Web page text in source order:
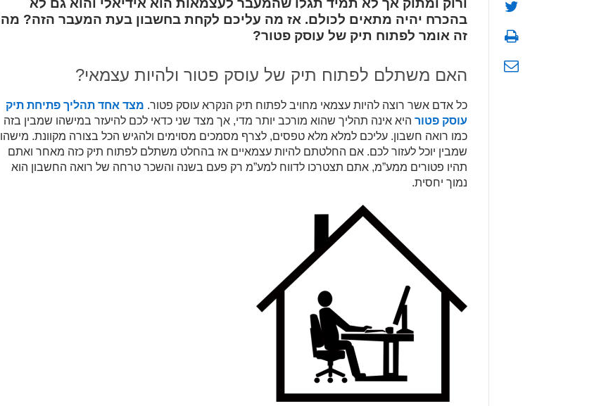
ורוק ומתוק אך לא תמיד תגלו שהמעבר לעצמאות הוא אידיאלי והוא גם לא
בהכרח יהיה מתאים לכולם. אז מה עליכם לקחת בחשבון בעת המעבר הזה? מה
זה אומר לפתוח תיק של עוסק פטור?
האם משתלם לפתוח תיק של עוסק פטור ולהיות עצמאי?
כל אדם אשר רוצה להיות עצמאי מחויב לפתוח תיק הנקרא עוסק פטור. מצד אחד תהליך פתיחת תיק
עוסק פטור היא אינה תהליך שהוא מורכב יותר מדי, אך מצד שני כדאי לכם להיעזר במישהו שמבין בזה
כמו רואה חשבון. עליכם למלא מלא טפסים, לצרף מסמכים מסוימים ולהגיש הכל בצורה מקוונת. מישהו
שמבין יוכל לעזור לכם. אם החלטתם להיות עצמאיים אז בהחלט משתלם לפתוח תיק כזה מאחר ואתם
תהיו פטורים ממע”מ, אתם תצטרכו לדווח למע”מ רק פעם בשנה והשכר טרחה של רואה החשבון הוא
נמוך יחסית.